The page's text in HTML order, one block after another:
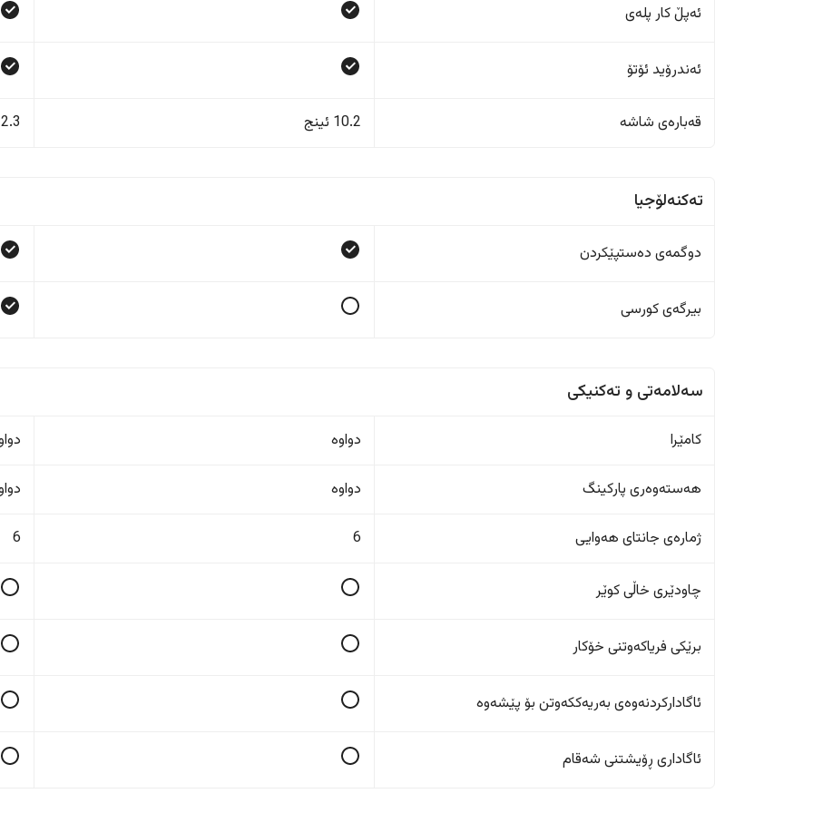
ئەپڵ کار پلەی
ئەندرۆید ئۆتۆ
قەبارەی شاشە 10.2 ئینج 12.3
تەکنەلۆجیا
دوگمەی دەستپێکردن
بیرگەی کورسی
سەلامەتی و تەکنیکی
کامێرا دواوە
هەستەوەری پارکینگ دواوە
ژمارەی جانتای هەوایی 6
6
چاودێری خاڵی کوێر
برێکی فریاکەوتنی خۆکار
ئاگادارکردنەوەی بەریەککەوتن بۆ پێشەوە
ئاگاداری ڕۆیشتنی شەقام